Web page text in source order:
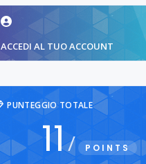
ACCEDI AL TUO ACCOUNT
PUNTEGGIO TOTALE
11/ POINTS